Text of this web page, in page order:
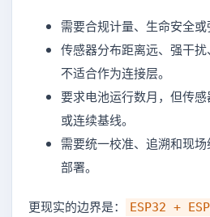
需要合规计量、生命安全或
传感器分布距离远、强干
不适合作为连接层。
要求电池运行数月，但传
或连续基线。
需要统一校准、追溯和现
部署。
更现实的边界是： ESP32 +